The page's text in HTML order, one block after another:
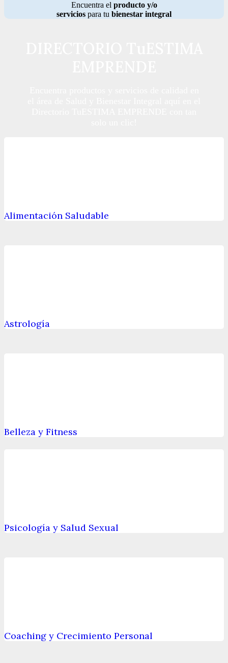
Encuentra el producto y/o
servicios para tu bienestar integral
Alimentación Saludable
Astrología
Belleza y Fitness
Psicología y Salud Sexual
Coaching y Crecimiento Personal